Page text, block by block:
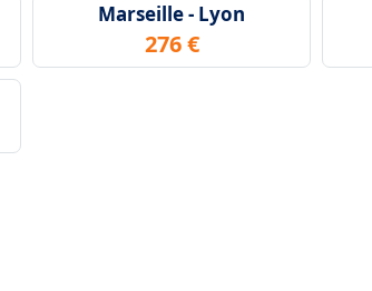
Marseille - Lyon
276 €